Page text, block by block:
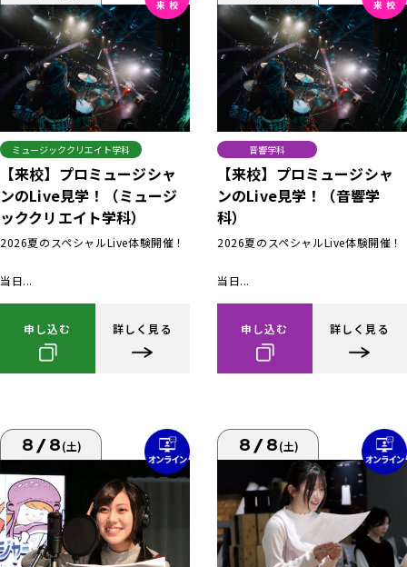
ミュージッククリエイト学科
【来校】プロミュージシャ
ンのLive見学！（ミュージ
ッククリエイト学科）
2026夏のスペシャルLive体験開催！
当日...
申し込む 詳しく見る
音響学科
【来校】プロミュージシャ
ンのLive見学！（音響学
科）
2026夏のスペシャルLive体験開催！
当日...
申し込む 詳しく見る
8/8(土) 8/8(土)